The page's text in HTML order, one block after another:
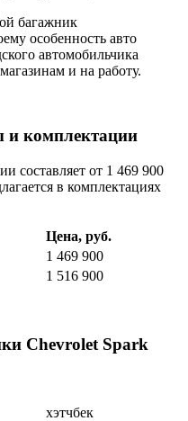
багажник
особенность авто
автомобильчика
и на работу.
и комплектации
составляет от 1 469 900
в комплектациях
Цена, руб.
1 469 900
1 516 900
Chevrolet Spark
хэтчбек